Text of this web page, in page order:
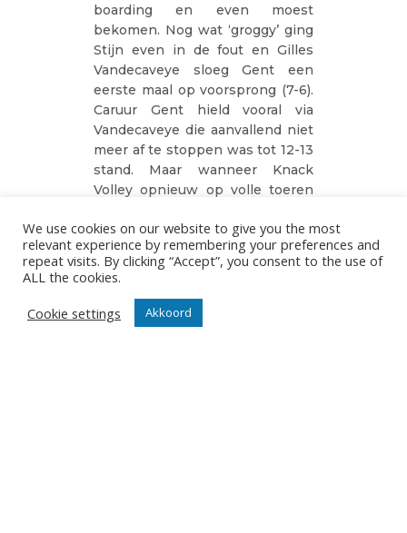
boarding en even moest
bekomen. Nog wat ‘groggy’ ging
Stijn even in de fout en Gilles
Vandecaveye sloeg Gent een
eerste maal op voorsprong (7-6).
Caruur Gent hield vooral via
Vandecaveye die aanvallend niet
meer af te stoppen was tot 12-13
stand. Maar wanneer Knack
Volley opnieuw op volle toeren
aanvallers niet meer af te
stoppen tot de 14-20 op het
bord stond. Die achterstand kon
Jente De Vries counterde met
een blok op Andreas Fragkos de
We use cookies on our website to give you the most
relevant experience by remembering your preferences and
repeat visits. By clicking “Accept”, you consent to the use of
ALL the cookies.
Cookie settings
Akkoord